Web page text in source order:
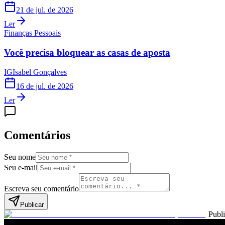
21 de jul. de 2026
Ler
Finanças Pessoais
Você precisa bloquear as casas de aposta
IGIsabel Gonçalves
16 de jul. de 2026
Ler
Comentários
Seu nome
Seu e-mail
Escreva seu comentário
Publicar